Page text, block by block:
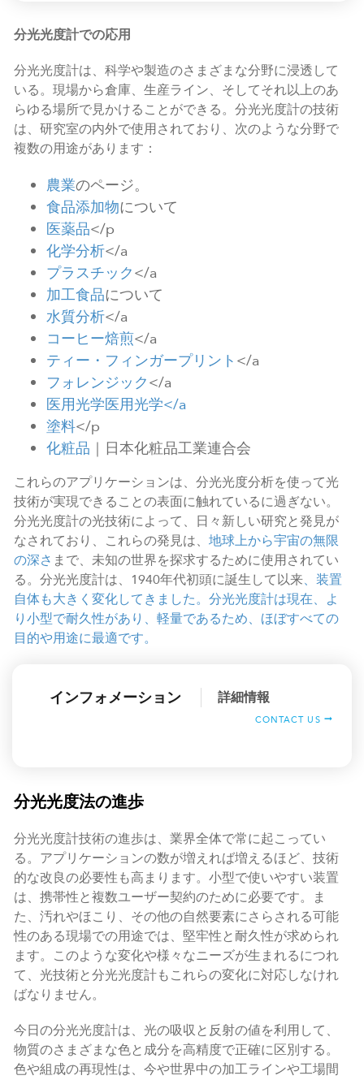
分光光度計での応用
分光光度計は、科学や製造のさまざまな分野に浸透して
いる。現場から倉庫、生産ライン、そしてそれ以上のあ
らゆる場所で見かけることができる。分光光度計の技術
は、研究室の内外で使用されており、次のような分野で
複数の用途があります：
農業のページ。
食品添加物について
医薬品</p
化学分析</a
プラスチック</a
加工食品について
水質分析</a
コーヒー焙煎</a
ティー・フィンガープリント </a
フォレンジック</a
医用光学医用光学</a
塗料</p
化粧品 ｜日本化粧品工業連合会
これらのアプリケーションは、分光光度分析を使って光
技術が実現できることの表面に触れているに過ぎない。
分光光度計の光技術によって、日々新しい研究と発見が
なされており、これらの発見は、 地球上から宇宙の無限
の深さ まで、未知の世界を探求するために使用されてい
る。分光光度計は、1940年代初頭に誕生して以来、装置
自体も大きく変化してきました。分光光度計は現在、よ
り小型で耐久性があり、軽量であるため、ほぼすべての
目的や用途に最適です。
インフォメーション 詳細情報
CONTACT US
分光光度法の進歩
分光光度計技術の進歩は、業界全体で常に起こってい
る。アプリケーションの数が増えれば増えるほど、技術
的な改良の必要性も高まります。小型で使いやすい装置
は、携帯性と複数ユーザー契約のために必要です。ま
た、汚れやほこり、その他の自然要素にさらされる可能
性のある現場での用途では、堅牢性と耐久性が求められ
ます。このような変化や様々なニーズが生まれるにつれ
て、光技術と分光光度計もこれらの変化に対応しなけれ
ばなりません。
今日の分光光度計は、光の吸収と反射の値を利用して、
物質のさまざまな色と成分を高精度で正確に区別する。
色や組成の再現性は、今や世界中の加工ラインや工場間